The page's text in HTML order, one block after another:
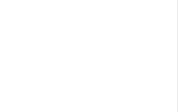
心优势在于机器学习算
达1,065.7，意味着单位